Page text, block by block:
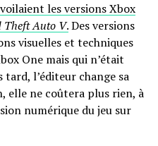
les versions Xbox
Theft Auto V.Des versions
visuelles et techniques
One mais qui n’était
l’éditeur change sa
elle ne coûtera plus rien, à
numérique du jeu sur